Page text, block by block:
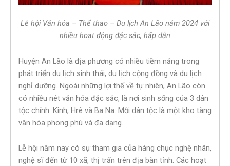
Lễ hội Văn hóa – Thể thao – Du lịch An Lão năm 2024 với
nhiều hoạt động đặc sắc, hấp dẫn
Huyện An Lão là địa phương có nhiều tiềm năng trong
phát triển du lịch sinh thái, du lịch cộng đồng và du lịch
nghỉ dưỡng. Ngoài những lợi thế về tự nhiên, An Lão còn
có nhiều nét văn hóa đặc sắc, là nơi sinh sống của 3 dân
tộc chính: Kinh, Hrê và Ba Na. Mỗi dân tộc là một kho tàng
văn hóa phong phú và đa dạng.
Lễ hội năm nay có sự tham gia của hàng chục nghệ nhân,
nghệ sĩ đến từ 10 xã, thị trấn trên địa bàn tỉnh. Các hoạt